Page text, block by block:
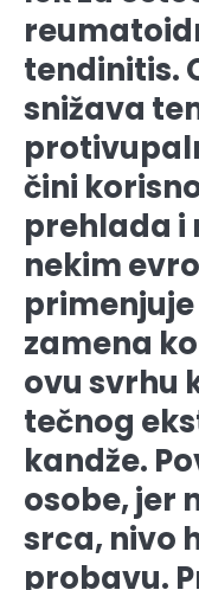
tendinitis.
snižava
čini
prehlada i
nekim
zamena
ovu svrhu
tečnog
kandže.
osobe, jer
srca, nivo
probavu.